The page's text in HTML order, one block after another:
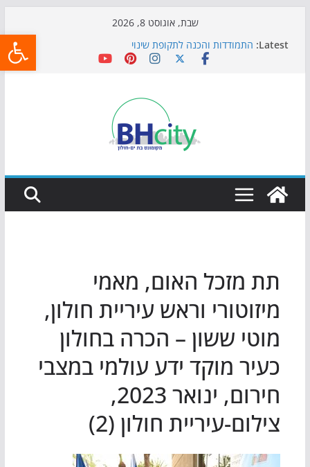
שבת, אוגוסט 8, 2026
Latest: התמודדות והכנה לתקופת שינוי
אי ההרפתקאות ממשיך לכבוש את הגינות: מאות משפחות
כדורגל באווירה מיוחדת: הקרנת גמר המונדיאל בטרמינל
הקיץ של בני הנוער בבת־ים: חוף הריביירה הופך למרחב
בטוח בשעות הערב
תת מזכל האום, מאמי
מיזוטורי וראש עיריית חולון,
מוטי ששון – הכרה בחולון
כעיר מוקד ידע עולמי במצבי
חירום, ינואר 2023,
צילום-עיריית חולון (2)